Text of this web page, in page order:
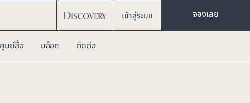
เข้าสู่ระบบ จองเลย
ศูนย์สื่อ บล็อก ติดต่อ